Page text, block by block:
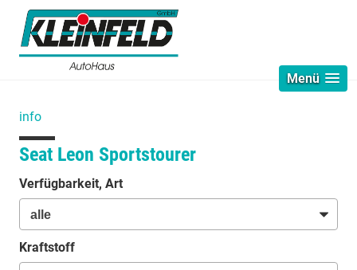
Menü
info
Seat Leon Sportstourer
Verfügbarkeit, Art
Kraftstoff